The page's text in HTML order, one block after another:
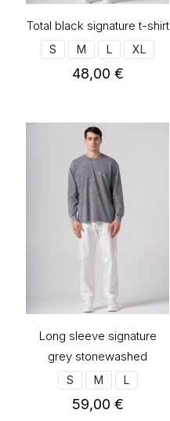
Total black signature t-shirt
S M L XL
48,00 €
προϊόν
έχει
πολλαπλές
παραλλαγές.
Οι
επιλογές
μπορούν
να
επιλεγούν
προϊόντος
Long sleeve signature
grey stonewashed
S M L
59,00 €